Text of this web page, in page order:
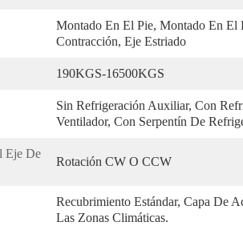
Montado En El Pie, Montado En El
Contracción, Eje Estriado
190KGS-16500KGS
Sin Refrigeración Auxiliar, Con
Ventilador, Con Serpentín De
Eje De
Rotación CW O CCW
Recubrimiento Estándar, Capa De
Las Zonas Climáticas.